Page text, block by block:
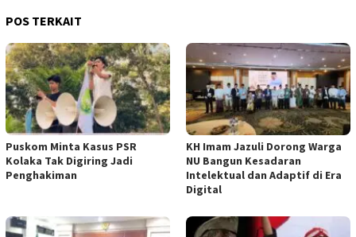
POS TERKAIT
‎Puskom Minta Kasus PSR
Kolaka Tak Digiring Jadi
Penghakiman
KH Imam Jazuli Dorong Warga
NU Bangun Kesadaran
Intelektual dan Adaptif di Era
Digital